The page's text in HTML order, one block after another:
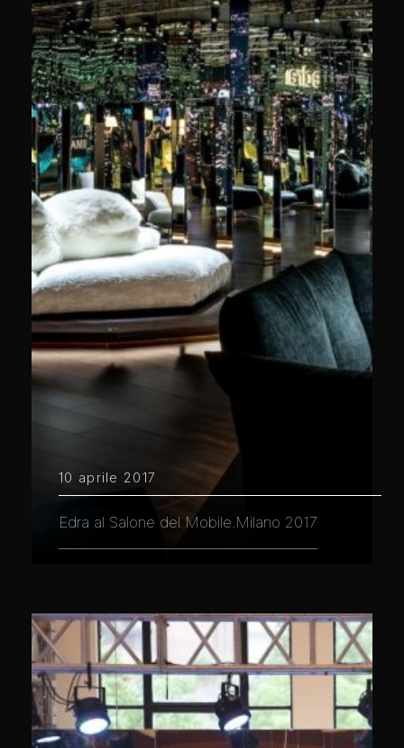
10 aprile 2017
Edra al Salone del Mobile.Milano 2017